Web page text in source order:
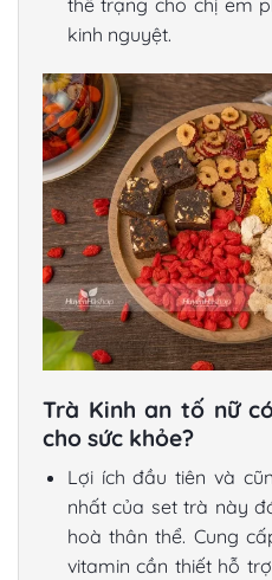
kinh nguyệt.
Trà Kinh an tố nữ
cho sức khỏe?
Lợi ích đầu tiên và
nhất của set trà này
hoà thân thể. Cung
vitamin cần thiết hỗ